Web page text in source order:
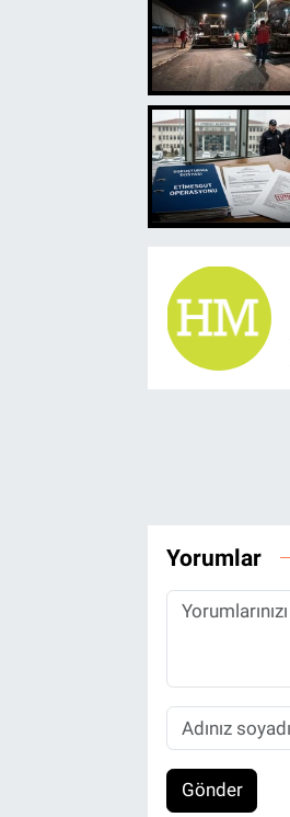
Yorumlar
Gönder